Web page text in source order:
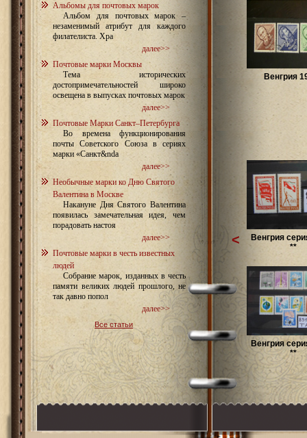
Альбомы для почтовых марок
Альбом для почтовых марок –
незаменимый атрибут для каждого
филателиста. Хра
далее>>
Почтовые марки Москвы
Тема исторических
достопримечательностей широко
освещена в выпусках почтовых марок
далее>>
Почтовые Марки Санкт–Петербурга
Во времена функционирования
почты Советского Союза в сериях
марки «Санкт&nda
далее>>
Необычные марки ко Дню Святого
Валентина в Москве
Накануне Дня Святого Валентина
появилась замечательная идея, чем
порадовать настоя
далее>>
Почтовые марки в честь известных
людей
Собрание марок, изданных в честь
памяти великих людей прошлого, не
так давно попол
далее>>
Все статьи
Венгрия
Венгрия
**
Венгрия
**
<